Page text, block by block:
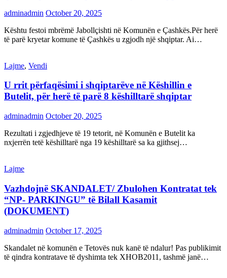
adminadmin October 20, 2025
Kështu festoi mbrëmë Jabollçishti në Komunën e Çashkës.Për herë
të parë kryetar komune të Çashkës u zgjodh një shqiptar. Ai…
Lajme, Vendi
U rrit përfaqësimi i shqiptarëve në Këshillin e
Butelit, për herë të parë 8 këshilltarë shqiptar
adminadmin October 20, 2025
Rezultati i zgjedhjeve të 19 tetorit, në Komunën e Butelit ka
nxjerrën tetë këshilltarë nga 19 këshilltarë sa ka gjithsej…
Lajme
Vazhdojnë SKANDALET/ Zbulohen Kontratat tek
“NP- PARKINGU” të Bilall Kasamit
(DOKUMENT)
adminadmin October 17, 2025
Skandalet në komunën e Tetovës nuk kanë të ndalur! Pas publikimit
të qindra kontratave të dyshimta tek XHOB2011, tashmë janë…